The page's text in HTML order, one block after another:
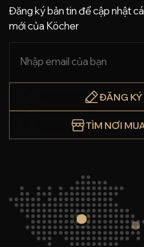
Đăng ký bản tin để cập nhật
mới của Köcher
ĐĂNG KÝ
TÌM NƠI